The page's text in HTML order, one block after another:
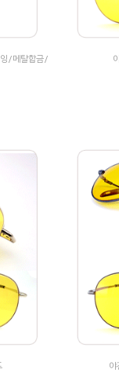
/메탈합금/
야